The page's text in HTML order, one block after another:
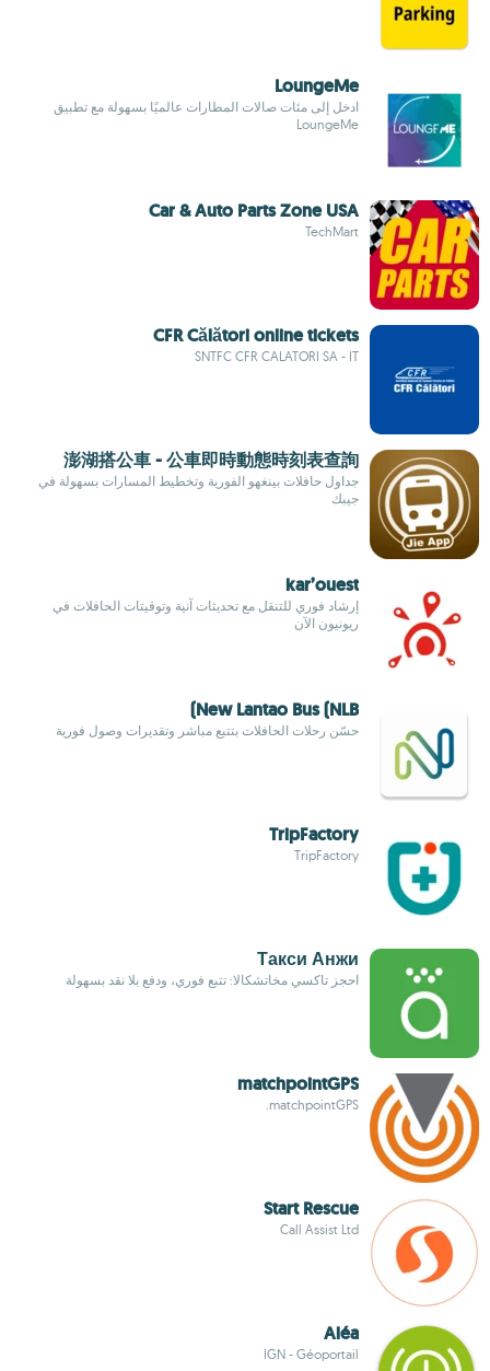
LoungeMe
ادخل إلى مئات صالات المطارات عالميًا بسهولة مع تطبيق
LoungeMe
Car & Auto Parts Zone USA
TechMart
CFR Călători online tickets
SNTFC CFR CALATORI SA - IT
澎湖搭公車 - 公車即時動態時刻表查詢
جداول حافلات بينغهو الفورية وتخطيط المسارات بسهولة في
جيبك
kar’ouest
إرشاد فوري للتنقل مع تحديثات آنية وتوقيتات الحافلات في
ريونيون الآن
New Lantao Bus (NLB)
حسّن رحلات الحافلات بتتبع مباشر وتقديرات وصول فورية
TripFactory
TripFactory
Такси Анжи
احجز تاكسي مخاتشكالا: تتبع فوري، ودفع بلا نقد بسهولة
matchpointGPS
matchpointGPS.
Start Rescue
Call Assist Ltd
Aléa
IGN - Géoportail